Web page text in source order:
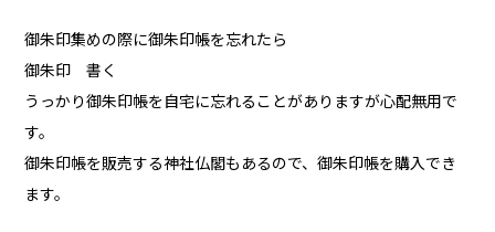
御朱印集めの際に御朱印帳を忘れたら
御朱印 書く
うっかり御朱印帳を自宅に忘れることがありますが心配無用で
す。
御朱印帳を販売する神社仏閣もあるので、御朱印帳を購入でき
ます。